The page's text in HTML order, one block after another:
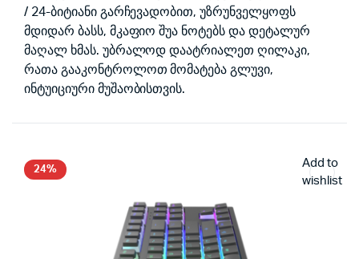
/ 24-ბიტიანი გარჩევადობით, უზრუნველყოფს
მდიდარ ბასს, მკაფიო შუა ნოტებს და დეტალურ
მაღალ ხმას. უბრალოდ დაატრიალეთ ღილაკი,
რათა გააკონტროლოთ მომატება გლუვი,
ინტუიციური მუშაობისთვის.
24%
Add to
wishlist